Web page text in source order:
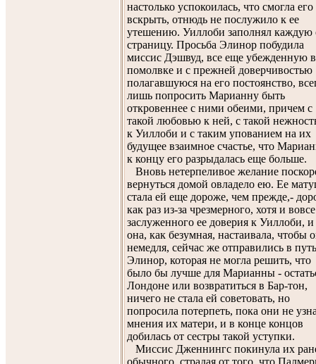
настолько успокоилась, что смогла его
вскрыть, отнюдь не послужило к ее
утешению. Уиллоби заполнял каждую
страницу. Просьба Элинор побудила
миссис Дэшвуд, все еще убежденную
помолвке и с прежней доверчивостью
полагавшуюся на его постоянство,
лишь попросить Марианну быть
откровеннее с ними обеими, причем с
такой любовью к ней, с такой
к Уиллоби и с таким упованием на их
будущее взаимное счастье, что
к концу его разрыдалась еще больше.
Вновь нетерпеливое желание
вернуться домой овладело ею. Ее
стала ей еще дороже, чем прежде,-
как раз из-за чрезмерного, хотя и
заслуженного ее доверия к Уиллоби, и
она, как безумная, настаивала, чтобы
немедля, сейчас же отправились в
Элинор, которая не могла решить, что
было бы лучше для Марианны -
Лондоне или возвратиться в Бар-тон,
ничего не стала ей советовать, но
попросила потерпеть, пока они не
мнения их матери, и в конце концов
добилась от сестры такой уступки.
Миссис Дженнингс покинула их